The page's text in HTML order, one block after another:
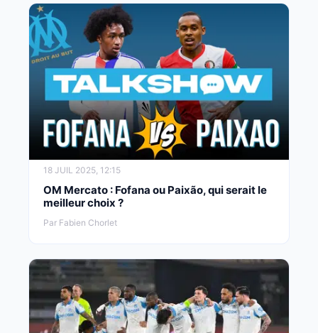
18 JUIL 2025, 12:15
OM Mercato : Fofana ou Paixão, qui serait le
meilleur choix ?
Par Fabien Chorlet